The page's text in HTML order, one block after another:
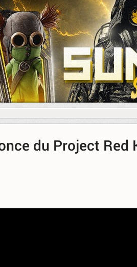
du Project Red